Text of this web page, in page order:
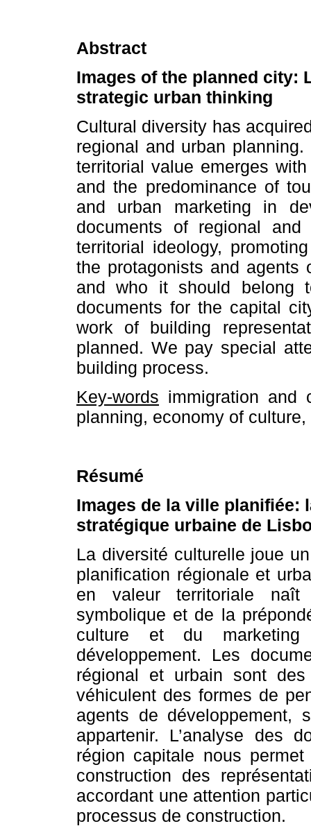
Abstract
Images of the planned city:
strategic urban thinking
Cultural diversity has
regional and urban
territorial value emerges
and the predominance of
and urban marketing in
documents of regional
territorial ideology,
the protagonists and
and who it should belong
documents for the capital
work of building
planned. We pay special
building process.
Key-words immigration and
planning, economy of
Résumé
Images de la ville planifiée:
stratégique urbaine de
La diversité culturelle joue
planification régionale et
en valeur territoriale
symbolique et de la
culture et du
développement. Les
régional et urbain sont des
véhiculent des formes de
agents de
appartenir. L’analyse des
région capitale nous
construction des
accordant une attention
processus de construction.